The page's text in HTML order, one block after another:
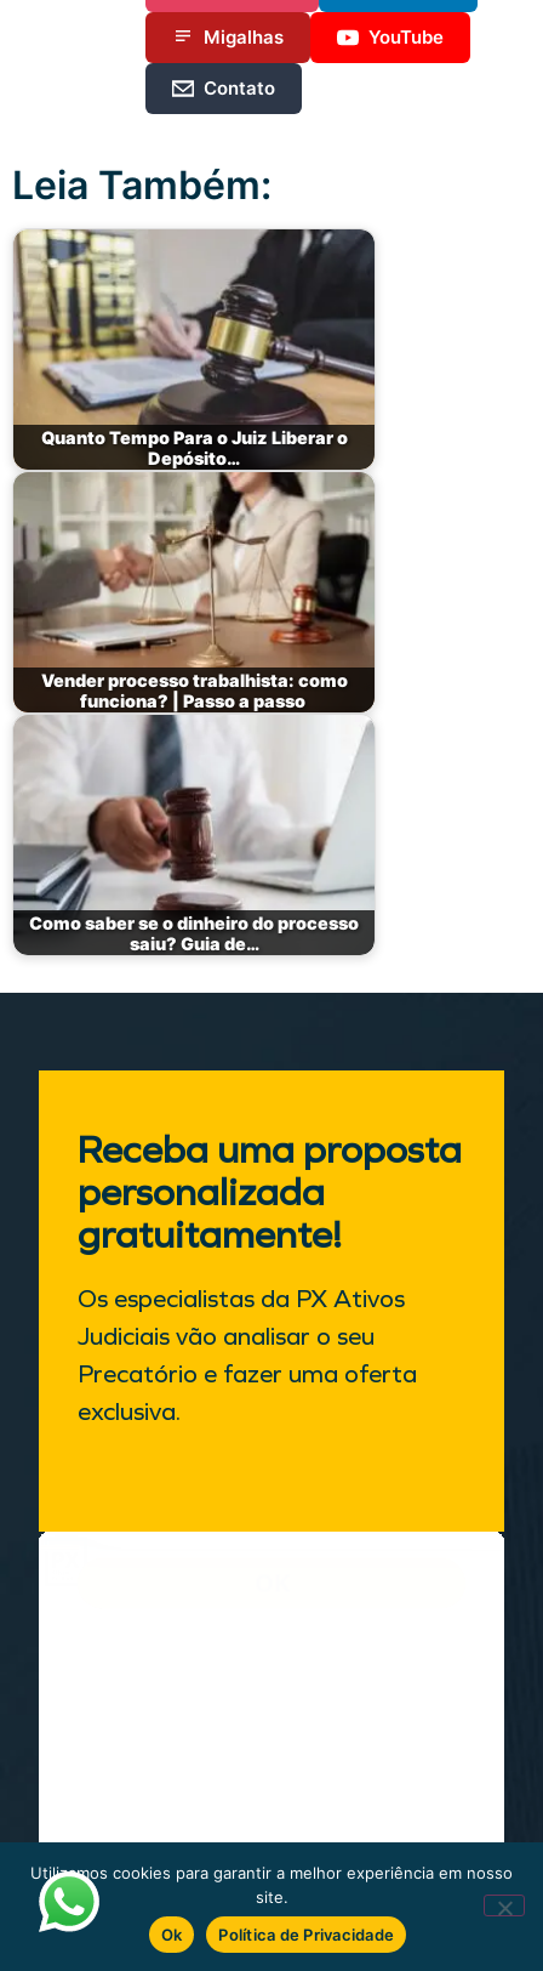
Migalhas YouTube
Contato
Leia Também:
Quanto Tempo Para o Juiz Liberar o
Depósito…
Vender processo trabalhista: como
funciona? | Passo a passo
Como saber se o dinheiro do processo
saiu? Guia de…
Receba uma proposta
personalizada
gratuitamente!
Os especialistas da PX Ativos
Judiciais vão analisar o seu
Precatório e fazer uma oferta
exclusiva.
Utilizamos cookies para garantir a melhor experiência em nosso
site.
Ok
Política de Privacidade